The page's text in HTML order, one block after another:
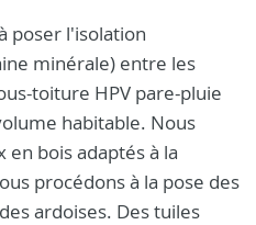
poser l'isolation
minérale) entre les
toiture HPV pare-pluie
habitable. Nous
en bois adaptés à la
procédons à la pose des
ardoises. Des tuiles